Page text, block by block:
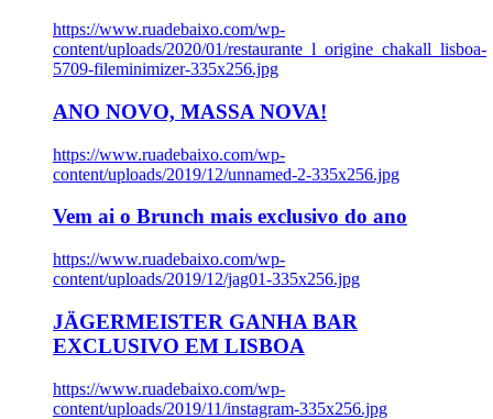
https://www.ruadebaixo.com/wp-
content/uploads/2020/01/restaurante_l_origine_chakall_lisboa-
5709-fileminimizer-335x256.jpg
ANO NOVO, MASSA NOVA!
https://www.ruadebaixo.com/wp-
content/uploads/2019/12/unnamed-2-335x256.jpg
Vem ai o Brunch mais exclusivo do ano
https://www.ruadebaixo.com/wp-
content/uploads/2019/12/jag01-335x256.jpg
JÄGERMEISTER GANHA BAR
EXCLUSIVO EM LISBOA
https://www.ruadebaixo.com/wp-
content/uploads/2019/11/instagram-335x256.jpg